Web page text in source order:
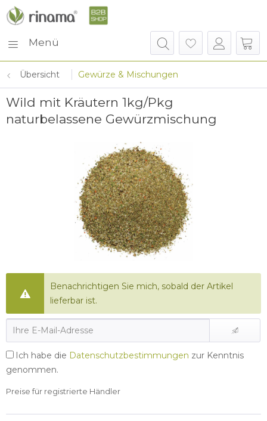
Menü
Übersicht Gewürze & Mischungen
Wild mit Kräutern 1kg/Pkg
naturbelassene Gewürzmischung
Benachrichtigen Sie mich, sobald der Artikel
lieferbar ist.
Ich habe die Datenschutzbestimmungen zur Kenntnis
genommen.
Preise für registrierte Händler